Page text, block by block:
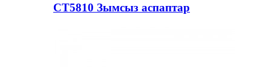
CT5810 Зымсыз аспаптар